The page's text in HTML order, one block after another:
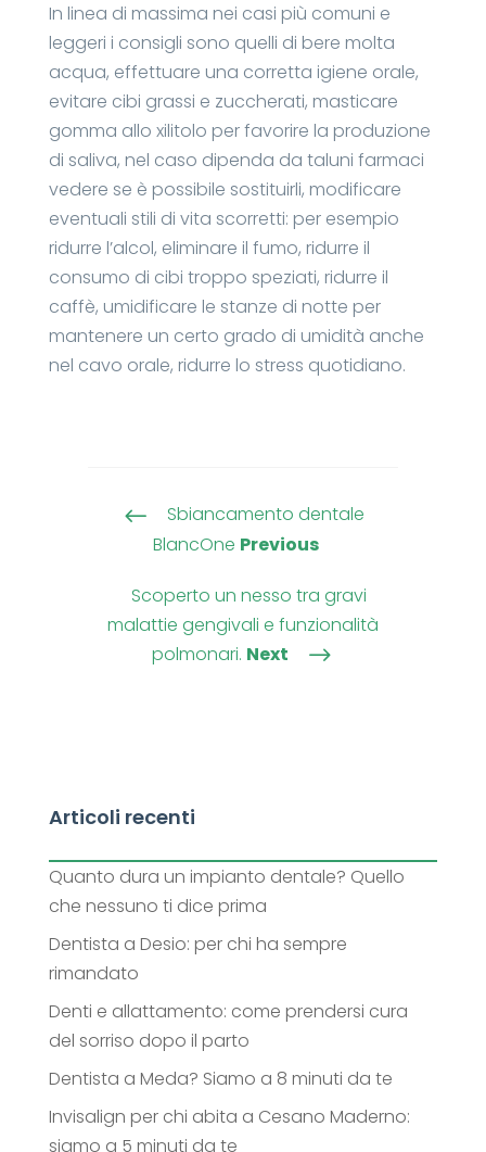
In linea di massima nei casi più comuni e
leggeri i consigli sono quelli di bere molta
acqua, effettuare una corretta igiene orale,
evitare cibi grassi e zuccherati, masticare
gomma allo xilitolo per favorire la produzione
di saliva, nel caso dipenda da taluni farmaci
vedere se è possibile sostituirli, modificare
eventuali stili di vita scorretti: per esempio
ridurre l’alcol, eliminare il fumo, ridurre il
consumo di cibi troppo speziati, ridurre il
caffè, umidificare le stanze di notte per
mantenere un certo grado di umidità anche
nel cavo orale, ridurre lo stress quotidiano.
#
Sbiancamento dentale
BlancOne Previous
Scoperto un nesso tra gravi
malattie gengivali e funzionalità
polmonari. Next $
Articoli recenti
Quanto dura un impianto dentale? Quello
che nessuno ti dice prima
Dentista a Desio: per chi ha sempre
rimandato
Denti e allattamento: come prendersi cura
del sorriso dopo il parto
Dentista a Meda? Siamo a 8 minuti da te
Invisalign per chi abita a Cesano Maderno:
siamo a 5 minuti da te